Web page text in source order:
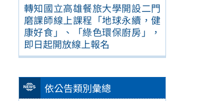
轉知國立高雄餐旅大學開設二門
磨課師線上課程「地球永續，健
康好食」、「綠色環保廚房」，
即日起開放線上報名
依公告類別彙總